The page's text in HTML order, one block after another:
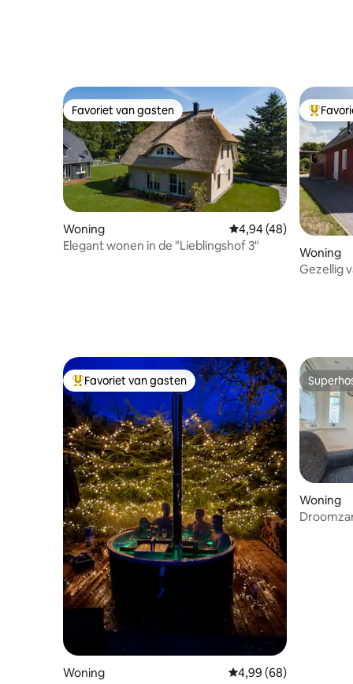
Favoriet van gasten
Favoriet van gasten
Woning Gemiddelde
4,94 (48)
Elegant wonen in de "Lieblingshof 3"
Woning
Gezellig
Topfavoriet van gasten
Favoriet van gasten
Woning Gemiddelde
4,99 (68)
Woning